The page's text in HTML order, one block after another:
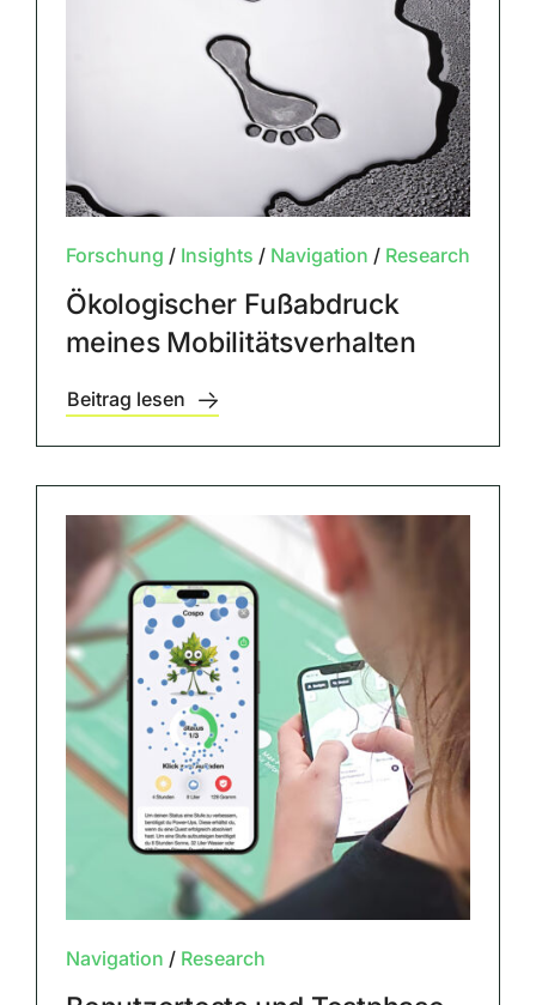
Forschung / Insights / Navigation / Research
Ökologischer Fußabdruck
meines Mobilitätsverhalten
Beitrag lesen
Navigation / Research